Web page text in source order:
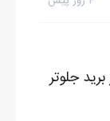
جلوتر